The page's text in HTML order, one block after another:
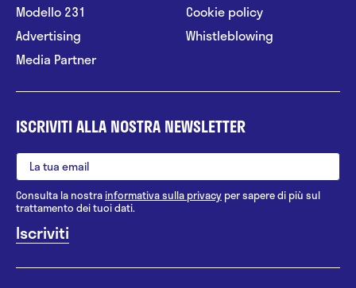
Modello 231
Advertising
Media Partner
Cookie policy
Whistleblowing
ISCRIVITI ALLA NOSTRA NEWSLETTER
Consulta la nostrainformativa sulla privacy per sapere di più sul
trattamento dei tuoi dati.